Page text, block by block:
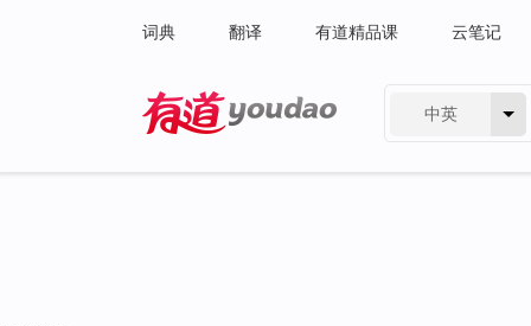
词典 翻译 有道精品课 云笔记
中英